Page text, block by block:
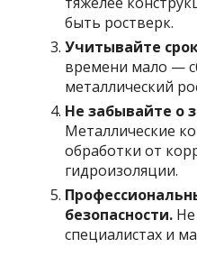
быть ростверк.
Учитывайте
времени мало —
металлический
Не забывайте о
Металлические
обработки от
гидроизоляции.
безопасности.
специалистах и